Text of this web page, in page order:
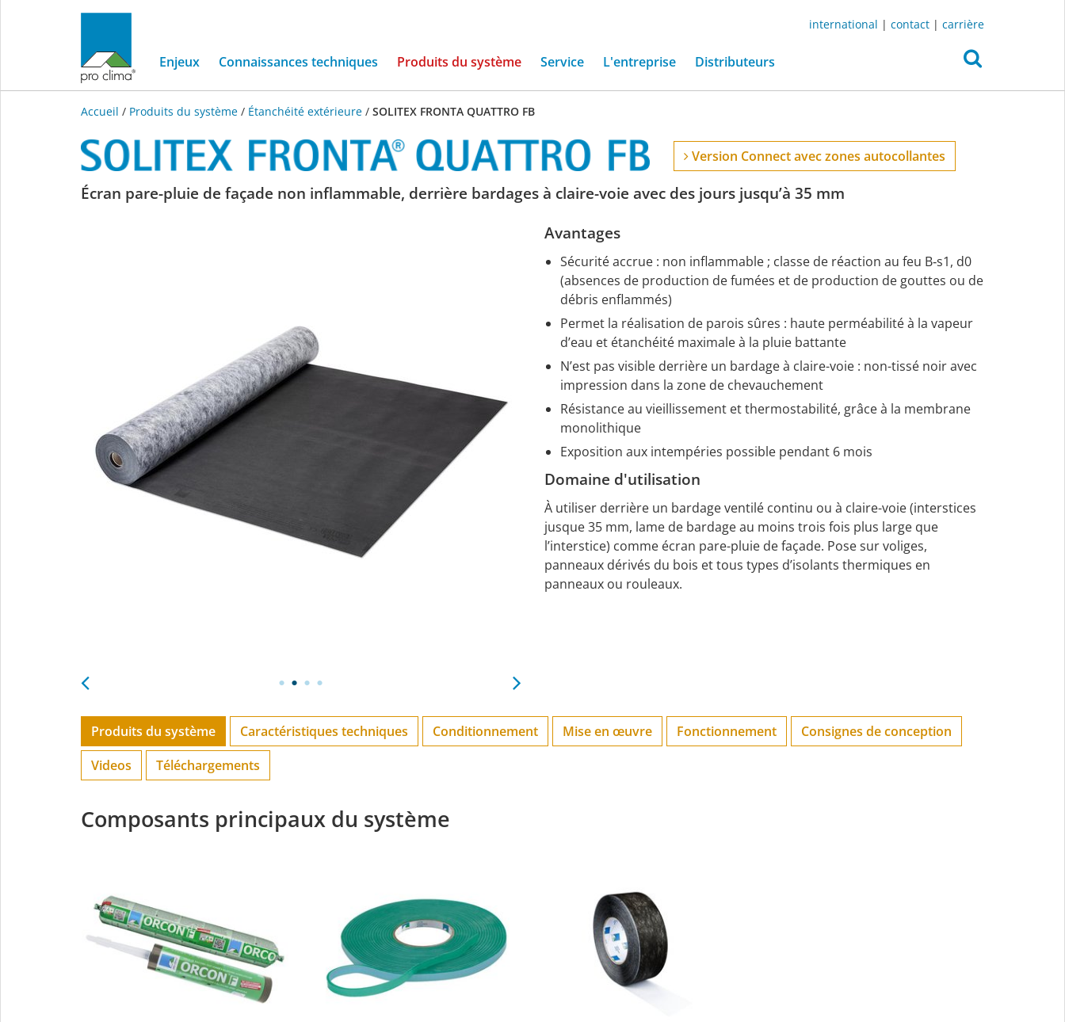
international | contact | carrière
Enjeux Connaissances techniques Produits du système Service L'entreprise Distributeurs
Accueil / Produits du système / Étanchéité extérieure / SOLITEX FRONTA QUATTRO FB
SOLITEX
Version Connect avec zones autocollantes
Écran pare-pluie de façade non inflammable, derrière bardages à claire-voie avec des jours jusqu’à 35 mm
Avantages
Sécurité accrue : non inflammable ; classe de réaction au feu B‑s1, d0
(absences de production de fumées et de production de gouttes ou de
débris enflammés)
Permet la réalisation de parois sûres : haute perméabilité à la vapeur
d’eau et étanchéité maximale à la pluie battante
N’est pas visible derrière un bardage à claire-voie : non-tissé noir avec
impression dans la zone de chevauchement
Résistance au vieillissement et thermostabilité, grâce à la membrane
monolithique
Exposition aux intempéries possible pendant 6 mois
Domaine d'utilisation
À utiliser derrière un bardage ventilé continu ou à claire-voie (interstices
jusque 35 mm, lame de bardage au moins trois fois plus large que
l’interstice) comme écran pare-pluie de façade. Pose sur voliges,
panneaux dérivés du bois et tous types d’isolants thermiques en
panneaux ou rouleaux.
Produits du système Caractéristiques techniques Conditionnement Mise en œuvre Fonctionnement
Consignes de conception
Videos
Téléchargements
Composants principaux du système